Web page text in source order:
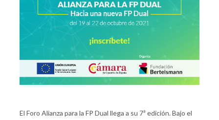
El Foro Alianza para la FP Dual llega a su 7ª edición. Bajo el